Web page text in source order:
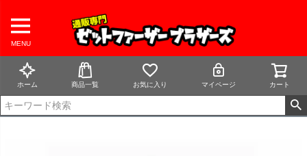
MENU
ホーム 商品一覧 お気に入り マイページ カート